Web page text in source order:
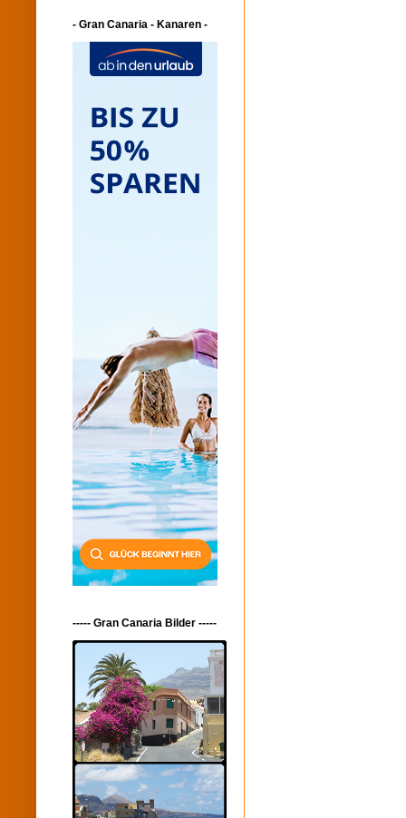
- Gran Canaria - Kanaren -
----- Gran Canaria Bilder -----